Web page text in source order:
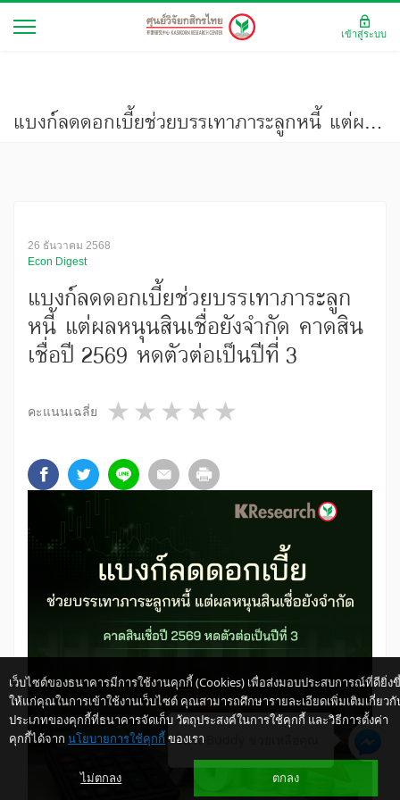
แบงก์ลดดอกเบี้ยช่วยบรรเทาภาระลูกหนี้ แต่ผลหนุนสินเชื่อยังจำกัด คาดสินเชื่อปี 2569 หดตัวต่อเป็นปีที่ 3
26 ธันวาคม 2568
Econ Digest
แบงก์ลดดอกเบี้ยช่วยบรรเทาภาระลูก
หนี้ แต่ผลหนุนสินเชื่อยังจำกัด คาดสิน
เชื่อปี 2569 หดตัวต่อเป็นปีที่ 3
คะแนนเฉลี่ย 4 stars
3 stars
2 stars
1 star
เว็บไซต์ของธนาคารมีการใช้งานคุกกี้ (Cookies) เพื่อส่งมอบประสบการณ์ที่ดียิ่ง
ให้แก่คุณในการเข้าใช้งานเว็บไซต์ คุณสามารถศึกษารายละเอียดเพิ่มเติมเกี่ยวกั
ประเภทของคุกกี้ที่ธนาคารจัดเก็บ วัตถุประสงค์ในการใช้คุกกี้ และวิธีการตั้งค่า
คุกกี้ได้จาก นโยบายการใช้คุกกี้ ของเรา
ไม่ตกลง ตกลง
เข้าสู่ระบบ
ให้ K-Buddy ช่วยเหลือคุณ